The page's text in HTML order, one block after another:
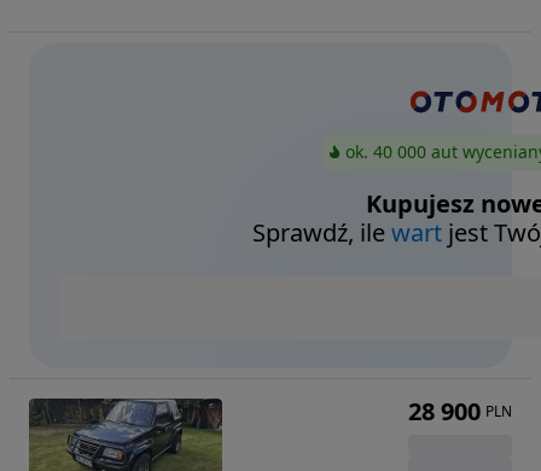
ok. 40 000 aut
Kupujesz
Sprawdź, ilewart jest
28 900 PLN